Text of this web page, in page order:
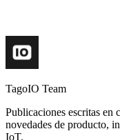
TagoIO Team
Publicaciones escritas en
novedades de producto,
IoT.